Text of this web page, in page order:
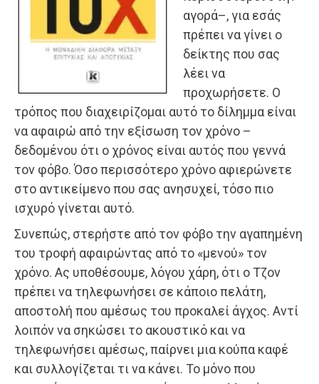
αγορά–, για εσάς
πρέπει να γίνει ο
δείκτης που σας
λέει να
προχωρήσετε. Ο
τρόπος που διαχειρίζομαι αυτό το δίλημμα είναι
να αφαιρώ από την εξίσωση τον χρόνο –
δεδομένου ότι ο χρόνος είναι αυτός που γεννά
τον φόβο. Όσο περισσότερο χρόνο αφιερώνετε
στο αντικείμενο που σας ανησυχεί, τόσο πιο
ισχυρό γίνεται αυτό.
Συνεπώς, στερήστε από τον φόβο την αγαπημένη
του τροφή αφαιρώντας από το «μενού» τον
χρόνο. Ας υποθέσουμε, λόγου χάρη, ότι ο Τζον
πρέπει να τηλεφωνήσει σε κάποιο πελάτη,
αποστολή που αμέσως του προκαλεί άγχος. Αντί
λοιπόν να σηκώσει το ακουστικό και να
τηλεφωνήσει αμέσως, παίρνει μια κούπα καφέ
και συλλογίζεται τι να κάνει. Το μόνο που